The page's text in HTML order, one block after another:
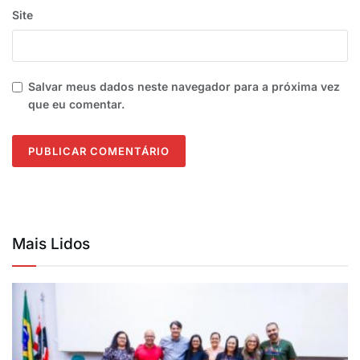
Site
Salvar meus dados neste navegador para a próxima vez
que eu comentar.
Mais Lidos